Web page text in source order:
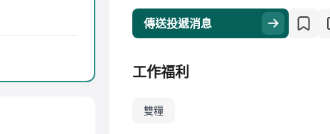
傳送投遞消息
工作福利
雙糧